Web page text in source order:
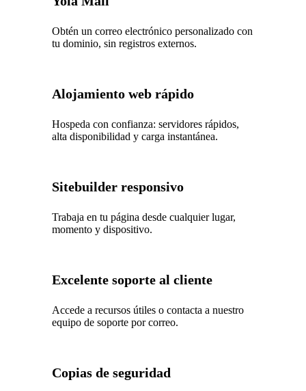
Obtén un correo electrónico personalizado con
tu dominio, sin registros externos.
Alojamiento web rápido
Hospeda con confianza: servidores rápidos,
alta disponibilidad y carga instantánea.
Sitebuilder responsivo
Trabaja en tu página desde cualquier lugar,
momento y dispositivo.
Excelente soporte al cliente
Accede a recursos útiles o contacta a nuestro
equipo de soporte por correo.
Copias de seguridad